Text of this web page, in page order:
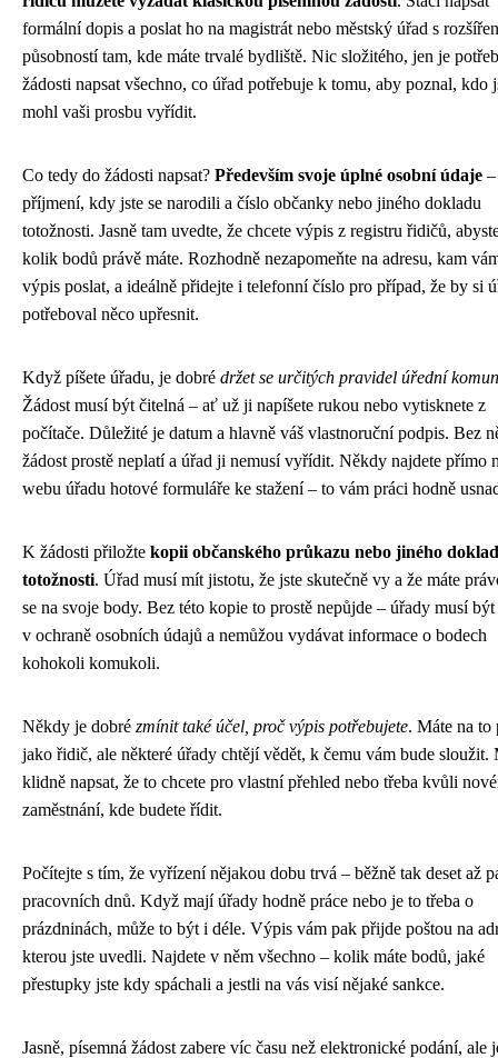
formální dopis a poslat ho na magistrát nebo městský úřad s
působností tam, kde máte trvalé bydliště. Nic složitého, jen je
žádosti napsat všechno, co úřad potřebuje k tomu, aby poznal, kdo
mohl vaši prosbu vyřídit.
Co tedy do žádosti napsat? Především svoje úplné osobní údaje
příjmení, kdy jste se narodili a číslo občanky nebo jiného dokladu
totožnosti. Jasně tam uvedte, že chcete výpis z registru řidičů,
kolik bodů právě máte. Rozhodně nezapomeňte na adresu, kam
výpis poslat, a ideálně přidejte i telefonní číslo pro případ, že by si
potřeboval něco upřesnit.
Když píšete úřadu, je dobré držet se určitých pravidel úřední
Žádost musí být čitelná – ať už ji napíšete rukou nebo vytisknete z
počítače. Důležité je datum a hlavně váš vlastnoruční podpis. Bez
žádost prostě neplatí a úřad ji nemusí vyřídit. Někdy najdete přímo
webu úřadu hotové formuláře ke stažení – to vám práci hodně
K žádosti přiložte kopii občanského průkazu nebo jiného
totožnosti. Úřad musí mít jistotu, že jste skutečně vy a že máte
se na svoje body. Bez této kopie to prostě nepůjde – úřady musí
v ochraně osobních údajů a nemůžou vydávat informace o bodech
kohokoli komukoli.
Někdy je dobré zmínit také účel, proč výpis potřebujete. Máte na to
jako řidič, ale některé úřady chtějí vědět, k čemu vám bude sloužit.
klidně napsat, že to chcete pro vlastní přehled nebo třeba kvůli
zaměstnání, kde budete řídit.
Počítejte s tím, že vyřízení nějakou dobu trvá – běžně tak deset až
pracovních dnů. Když mají úřady hodně práce nebo je to třeba o
prázdninách, může to být i déle. Výpis vám pak přijde poštou na
kterou jste uvedli. Najdete v něm všechno – kolik máte bodů, jaké
přestupky jste kdy spáchali a jestli na vás visí nějaké sankce.
Jasně, písemná žádost zabere víc času než elektronické podání, ale